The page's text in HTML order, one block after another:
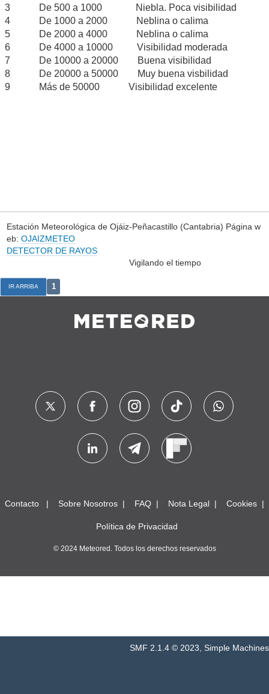
3 De 500 a 1000 Niebla. Poca visibilidad
4 De 1000 a 2000 Neblina o calima
5 De 2000 a 4000 Neblina o calima
6 De 4000 a 10000 Visibilidad moderada
7 De 10000 a 20000 Buena visibilidad
8 De 20000 a 50000 Muy buena visbilidad
9 Más de 50000 Visibilidad excelente
Estación Meteorológica de Ojáiz-Peñacastillo (Cantabria) Página w
eb: OJAIZMETEO
DETECTOR DE RAYOS
Vigilando el tiempo
IR ARRIBA 1
Contacto Sobre Nosotros FAQ Nota Legal Cookies
Política de Privacidad
© 2024 Meteored. Todos los derechos reservados
SMF 2.1.4 © 2023 Simple Machines